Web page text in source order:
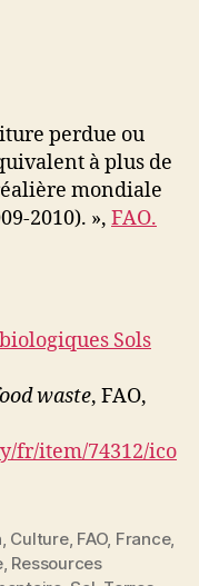
perdue ou
à plus de
mondiale
2010). », FAO.
Sols
waste, FAO,
fr/item/74312/ico
Culture, FAO, France,
, Ressources